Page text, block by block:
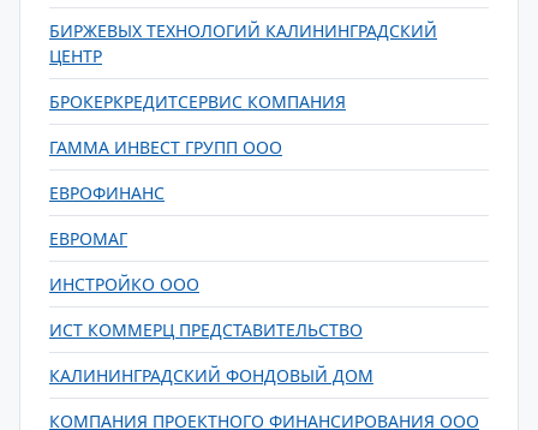
БИРЖЕВЫХ ТЕХНОЛОГИЙ КАЛИНИНГРАДСКИЙ
ЦЕНТР
БРОКЕРКРЕДИТСЕРВИС КОМПАНИЯ
ГАММА ИНВЕСТ ГРУПП ООО
ЕВРОФИНАНС
ЕВРОМАГ
ИНСТРОЙКО ООО
ИСТ КОММЕРЦ ПРЕДСТАВИТЕЛЬСТВО
КАЛИНИНГРАДСКИЙ ФОНДОВЫЙ ДОМ
КОМПАНИЯ ПРОЕКТНОГО ФИНАНСИРОВАНИЯ ООО